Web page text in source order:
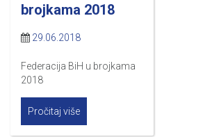
brojkama 2018
29.06.2018
Federacija BiH u brojkama
2018
Pročitaj više